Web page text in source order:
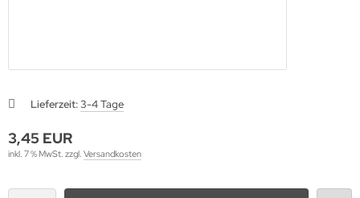
Lieferzeit:3-4 Tage
3,45 EUR
inkl. 7 % MwSt. zzgl. Versandkosten